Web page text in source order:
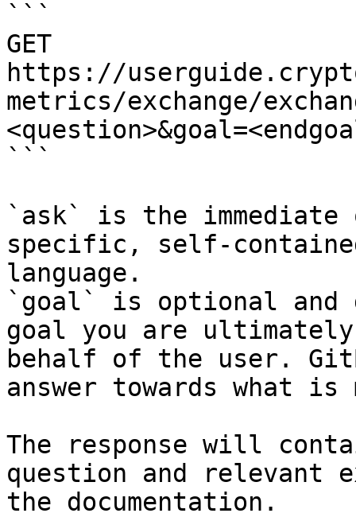
```
GET
https://
metrics/exchange/
```
`ask` is the
specific, self-
language.
`goal` is optional and
goal you are
behalf of the user.
answer towards what
The response will
question and relevant
the documentation.